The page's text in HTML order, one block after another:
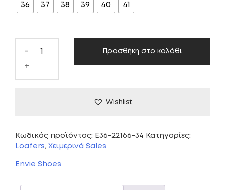
36 37 38 39 40 41
-
+
Προσθήκη στο καλάθι
Wishlist
Κωδικός προϊόντος: E36-22166-34 Κατηγορίες:
Loafers, Χειμερινά Sales
Envie Shoes